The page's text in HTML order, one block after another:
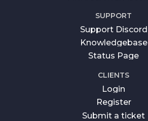
SUPPORT
Support Discord
Knowledgebase
Status Page
CLIENTS
Login
Register
Submit a ticket